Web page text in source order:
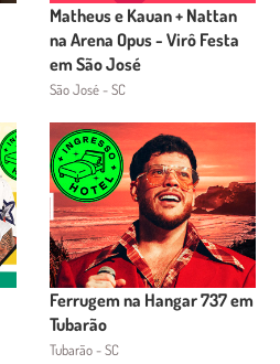
Matheus e Kauan + Nattan
na Arena Opus - Virô Festa
em São José
São José - SC
Ferrugem na Hangar 737 em
Tubarão
Tubarão - SC